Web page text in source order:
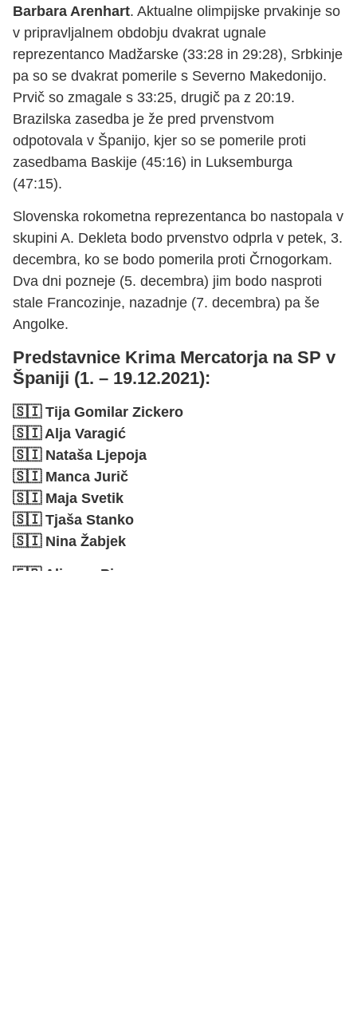
Barbara Arenhart. Aktualne olimpijske prvakinje so
v pripravljalnem obdobju dvakrat ugnale
reprezentanco Madžarske (33:28 in 29:28), Srbkinje
pa so se dvakrat pomerile s Severno Makedonijo.
Prvič so zmagale s 33:25, drugič pa z 20:19.
Brazilska zasedba je že pred prvenstvom
odpotovala v Španijo, kjer so se pomerile proti
zasedbama Baskije (45:16) in Luksemburga
(47:15).
Slovenska rokometna reprezentanca bo nastopala v
skupini A. Dekleta bodo prvenstvo odprla v petek, 3.
decembra, ko se bodo pomerila proti Črnogorkam.
Dva dni pozneje (5. decembra) jim bodo nasproti
stale Francozinje, nazadnje (7. decembra) pa še
Angolke.
Predstavnice Krima Mercatorja na SP v
Španiji (1. – 19.12.2021):
🇸🇮 Tija Gomilar Zickero
🇸🇮 Alja Varagić
🇸🇮 Nataša Ljepoja
🇸🇮 Manca Jurič
🇸🇮 Maja Svetik
🇸🇮 Tjaša Stanko
🇸🇮 Nina Žabjek
🇫🇷 Alisson Pineau